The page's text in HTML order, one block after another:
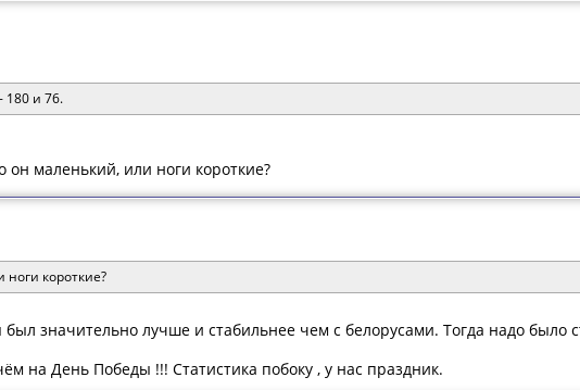
180 и 76.
он маленький, или ноги короткие?
ноги короткие?
был значительно лучше и стабильнее чем с белорусами. Тогда надо было
на День Победы !!! Статистика побоку , у нас праздник.